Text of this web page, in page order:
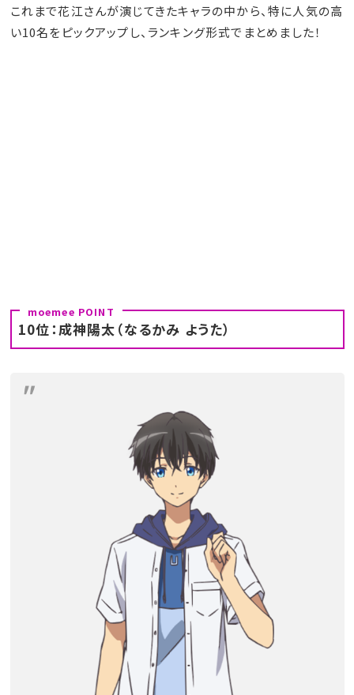
これまで花江さんが演じてきたキャラの中から、特に人気の高
い10名をピックアップし、ランキング形式でまとめました！
10位：成神陽太（なるかみ ようた）